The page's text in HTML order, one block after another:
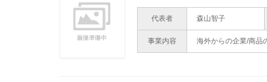
代表者 森山智子
事業内容 海外からの企業/商品